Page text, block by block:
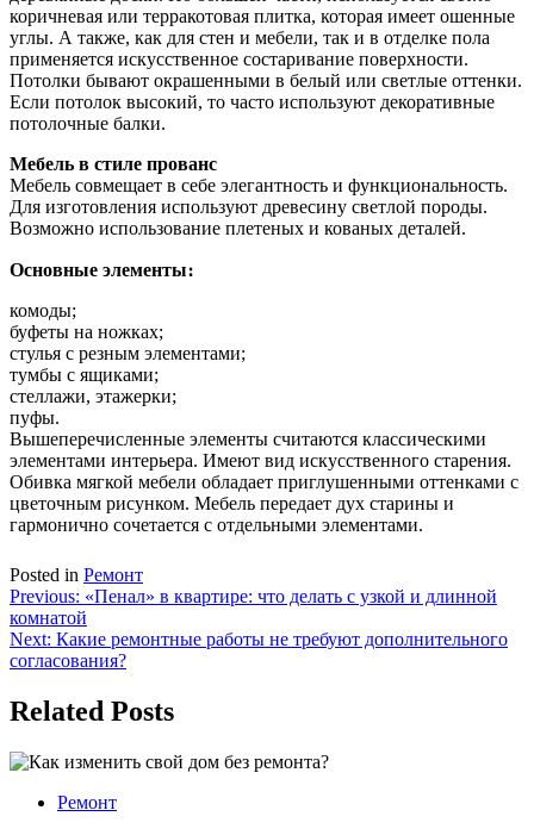
коричневая или терракотовая плитка, которая имеет ошенные
углы. А также, как для стен и мебели, так и в отделке пола
применяется искусственное состаривание поверхности.
Потолки бывают окрашенными в белый или светлые оттенки.
Если потолок высокий, то часто используют декоративные
потолочные балки.
Мебель в стиле прованс
Мебель совмещает в себе элегантность и функциональность.
Для изготовления используют древесину светлой породы.
Возможно использование плетеных и кованых деталей.
Основные элементы։
комоды;
буфеты на ножках;
стулья с резным элементами;
тумбы с ящиками;
стеллажи, этажерки;
пуфы.
Вышеперечисленные элементы считаются классическими
элементами интерьера. Имеют вид искусственного старения.
Обивка мягкой мебели обладает приглушенными оттенками с
цветочным рисунком. Мебель передает дух старины и
гармонично сочетается с отдельными элементами.
Posted in Ремонт
Навигация
по
записям
Previous: «Пенал» в квартире: что делать с узкой и длинной
комнатой
Next: Какие ремонтные работы не требуют дополнительного
согласования?
Related Posts
Ремонт